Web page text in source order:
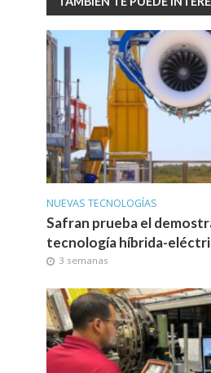
NUEVAS TECNOLOGÍAS
Safran prueba el
tecnología híbrida-
3 semanas